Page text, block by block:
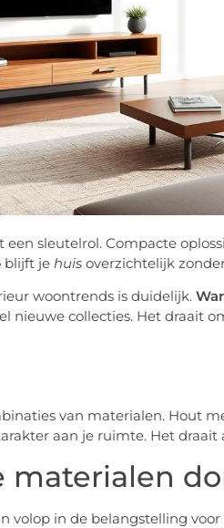
sleutelrol. Compacte
blijft je huis overzichtelijk
woontrends is duidelijk.
nieuwe collecties. Het draait
van materialen. Hout
aan je ruimte. Het draait
materialen
volop in de belangstelling